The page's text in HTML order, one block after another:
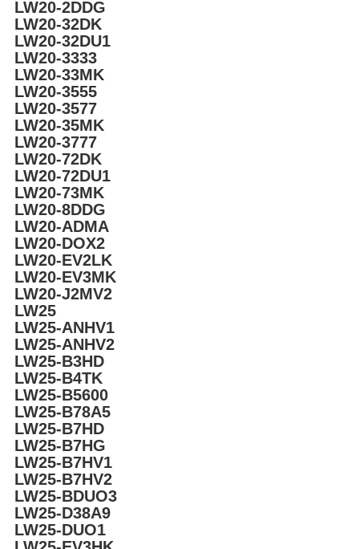
LW20-2DDG
LW20-32DK
LW20-32DU1
LW20-3333
LW20-33MK
LW20-3555
LW20-3577
LW20-35MK
LW20-3777
LW20-72DK
LW20-72DU1
LW20-73MK
LW20-8DDG
LW20-ADMA
LW20-DOX2
LW20-EV2LK
LW20-EV3MK
LW20-J2MV2
LW25
LW25-ANHV1
LW25-ANHV2
LW25-B3HD
LW25-B4TK
LW25-B5600
LW25-B78A5
LW25-B7HD
LW25-B7HG
LW25-B7HV1
LW25-B7HV2
LW25-BDUO3
LW25-D38A9
LW25-DUO1